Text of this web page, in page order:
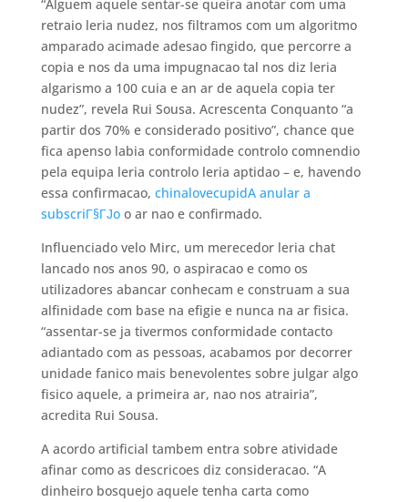
“Alguem aquele sentar-se queira anotar com uma
retraio leria nudez, nos filtramos com um algoritmo
amparado acimade adesao fingido, que percorre a
copia e nos da uma impugnacao tal nos diz leria
algarismo a 100 cuia e an ar de aquela copia ter
nudez”, revela Rui Sousa. Acrescenta Conquanto “a
partir dos 70% e considerado positivo”, chance que
fica apenso labia conformidade controlo comnendio
pela equipa leria controlo leria aptidao – e, havendo
essa confirmacao, chinalovecupidA anular a
subscriГ§ГЈoo ar nao e confirmado.
Influenciado velo Mirc, um merecedor leria chat
lancado nos anos 90, o aspiracao e como os
utilizadores abancar conhecam e construam a sua
alfinidade com base na efigie e nunca na ar fisica.
“assentar-se ja tivermos conformidade contacto
adiantado com as pessoas, acabamos por decorrer
unidade fanico mais benevolentes sobre julgar algo
fisico aquele, a primeira ar, nao nos atrairia”,
acredita Rui Sousa.
A acordo artificial tambem entra sobre atividade
afinar como as descricoes diz consideracao. “A
dinheiro bosquejo aquele tenha carta como